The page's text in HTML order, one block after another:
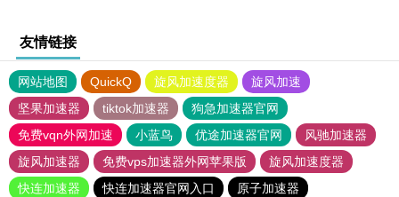
友情链接
网站地图 QuickQ 旋风加速度器
旋风加速
坚果加速器
tiktok加速器
狗急加速器官网
免费vqn外网加速
小蓝鸟 优途加速器官网
风驰加速器
旋风加速器
免费vps加速器外网苹果版
旋风加速度器
快连加速器
快连加速器官网入口
原子加速器